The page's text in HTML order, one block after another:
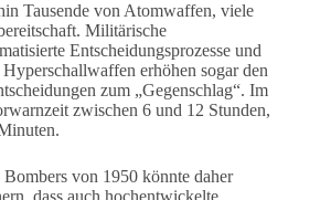
Tausende von Atomwaffen, viele
Militärische
Entscheidungsprozesse und
erhöhen sogar den
zum „Gegenschlag“. Im
zwischen 6 und 12 Stunden,
von 1950 könnte daher